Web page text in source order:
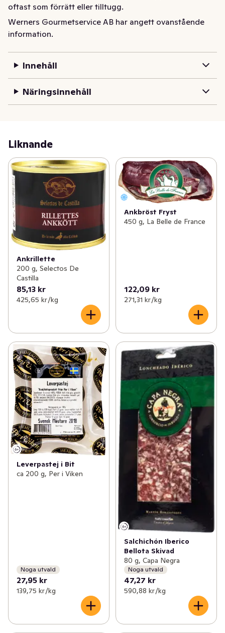
oftast som förrätt eller tilltugg.
Werners Gourmetservice AB har angett ovanstående
information.
Innehåll
Näringsinnehåll
Liknande
Ankrillette
200 g, Selectos De
Castilla
85,13 kr
425,65 kr /kg
Ankbröst Fryst
450 g, La Belle de France
122,09 kr
271,31 kr /kg
Leverpastej i Bit
ca 200 g, Per i Viken
Noga utvald
27,95 kr
139,75 kr /kg
Salchichón Iberico
Bellota Skivad
80 g, Capa Negra
Noga utvald
47,27 kr
590,88 kr /kg